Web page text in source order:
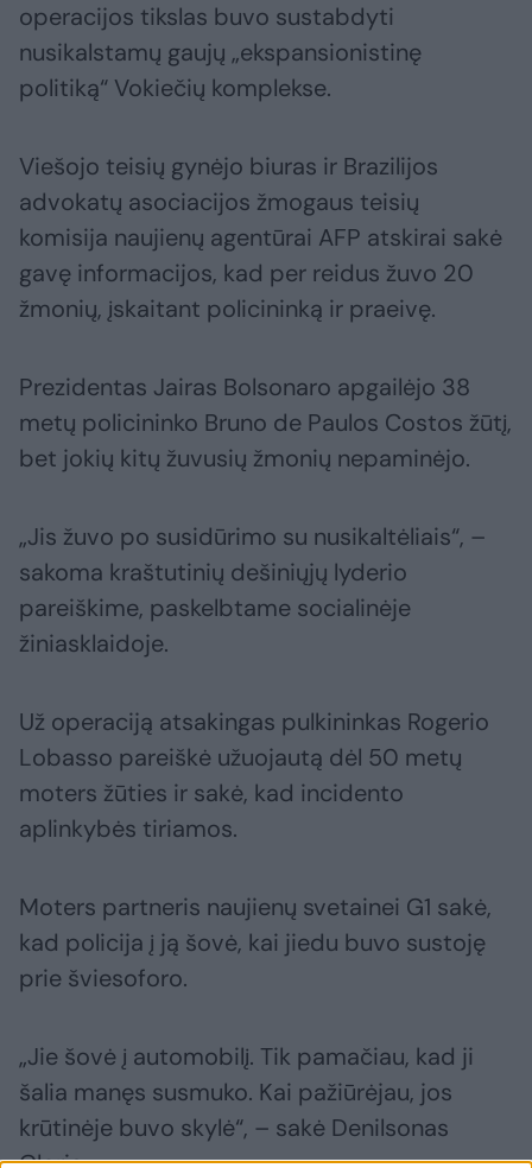
operacijos tikslas buvo sustabdyti
nusikalstamų gaujų „ekspansionistinę
politiką“ Vokiečių komplekse.
Viešojo teisių gynėjo biuras ir Brazilijos
advokatų asociacijos žmogaus teisių
komisija naujienų agentūrai AFP atskirai sakė
gavę informacijos, kad per reidus žuvo 20
žmonių, įskaitant policininką ir praeivę.
Prezidentas Jairas Bolsonaro apgailėjo 38
metų policininko Bruno de Paulos Costos žūtį,
bet jokių kitų žuvusių žmonių nepaminėjo.
„Jis žuvo po susidūrimo su nusikaltėliais“, –
sakoma kraštutinių dešiniųjų lyderio
pareiškime, paskelbtame socialinėje
žiniasklaidoje.
Už operaciją atsakingas pulkininkas Rogerio
Lobasso pareiškė užuojautą dėl 50 metų
moters žūties ir sakė, kad incidento
aplinkybės tiriamos.
Moters partneris naujienų svetainei G1 sakė,
kad policija į ją šovė, kai jiedu buvo sustoję
prie šviesoforo.
„Jie šovė į automobilį. Tik pamačiau, kad ji
šalia manęs susmuko. Kai pažiūrėjau, jos
krūtinėje buvo skylė“, – sakė Denilsonas